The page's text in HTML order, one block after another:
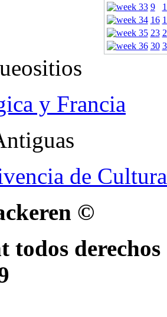
9
16
23
30
y Francia
de
©
todos